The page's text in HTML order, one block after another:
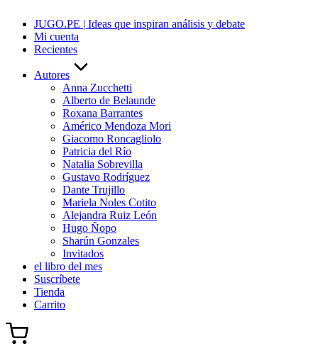
JUGO.PE | Ideas que inspiran análisis y debate
Mi cuenta
Recientes
Autores
Anna Zucchetti
Alberto de Belaunde
Roxana Barrantes
Américo Mendoza Mori
Giacomo Roncagliolo
Patricia del Río
Natalia Sobrevilla
Gustavo Rodríguez
Dante Trujillo
Mariela Noles Cotito
Alejandra Ruiz León
Hugo Ñopo
Sharún Gonzales
Invitados
el libro del mes
Suscríbete
Tienda
Carrito